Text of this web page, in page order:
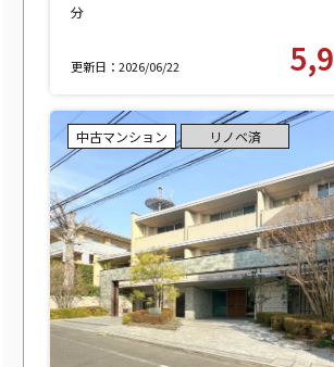
分
更新日：2026/06/22
中古マンション リノベ済